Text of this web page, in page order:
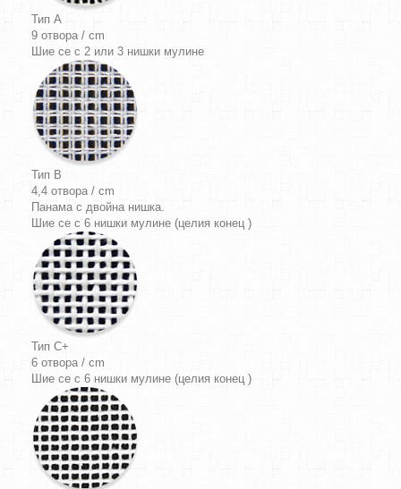
Тип A
9 отвора / cm
Шие се с 2 или 3 нишки мулине
Тип B
4,4 отвора / cm
Панама с двойна нишка.
Шие се с 6 нишки мулине (целия конец )
Тип C+
6 отвора / cm
Шие се с 6 нишки мулине (целия конец )